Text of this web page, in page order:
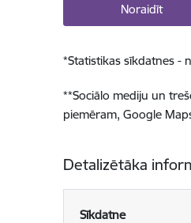
Noraidīt
*Statistikas sīkdatnes -
**Sociālo mediju un
piemēram, Google
Detalizētāka
Sīkdatne